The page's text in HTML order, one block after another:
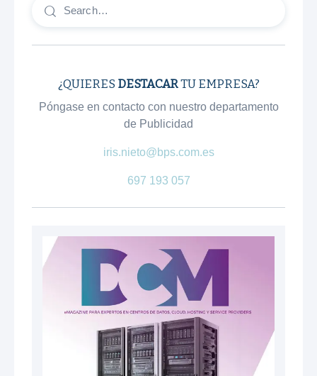
¿QUIERES DESTACARTU EMPRESA?
Póngase en contacto con nuestro departamento
de Publicidad
iris.nieto@bps.com.es
697 193 057